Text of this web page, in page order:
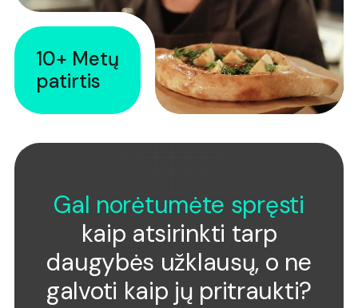
10+ Metų
patirtis
Gal norėtumėte spręsti
kaip atsirinkti tarp
daugybės užklausų, o ne
galvoti kaip jų pritraukti?